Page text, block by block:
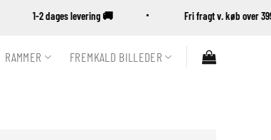
1-2 dages levering 🚚 Fri fragt v. køb
RAMMER FREMKALD BILLEDER